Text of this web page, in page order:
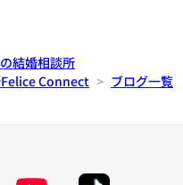
結婚相談所
Connect
ブログ一覧